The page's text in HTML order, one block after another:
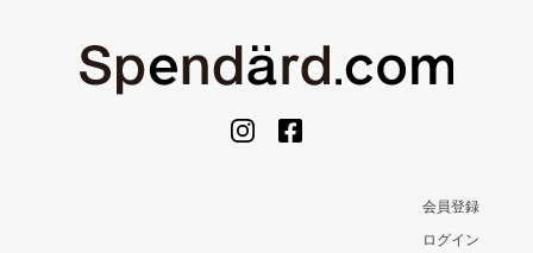
会員登録
ログイン